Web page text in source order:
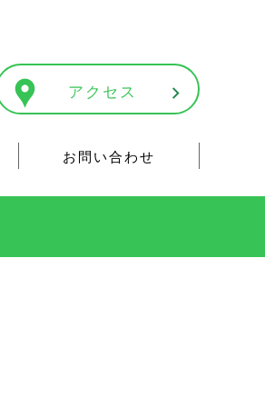
アクセス
お問い合わせ